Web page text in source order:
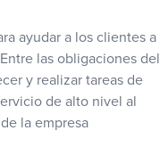
ayudar a los clientes a
las obligaciones del
y realizar tareas de
de alto nivel al
la empresa